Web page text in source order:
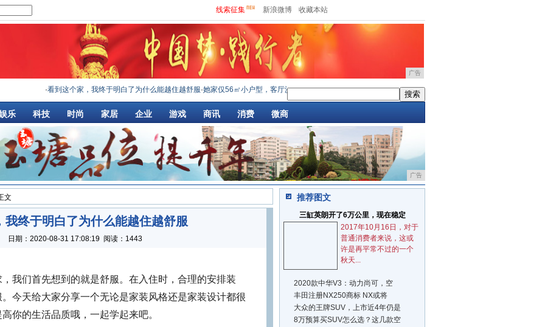
线索征集 新浪微博 收藏本站
广告
看到这个家，我终于明白了为什么能越住越舒服·她家仅56㎡小户型，客厅沙发一直做到卧室，难怪·简美风格实景，看完你会爱上的
乐 科技 时尚 家居 企业 游戏 商讯 消费 微商
广告
文
我终于明白了为什么能越住越舒服
日期： 2020-08-31 17:08:19 阅读：1443
我们首先想到的就是舒服。在入住时，合理的安排装
今天给大家分享一个无论是家装风格还是家装设计都很
你的生活品质哦，一起学起来吧。
推荐图文
三缸英朗开了6万公里，现在稳定
2017年10月16日，对于
普通消费者来说，这或
许是再平常不过的一个
秋天...
2020款中华V3：动力尚可，空
丰田注册NX250商标 NX或将
大众的王牌SUV，上市近4年仍是
8万预算买SUV怎么选？这几款空